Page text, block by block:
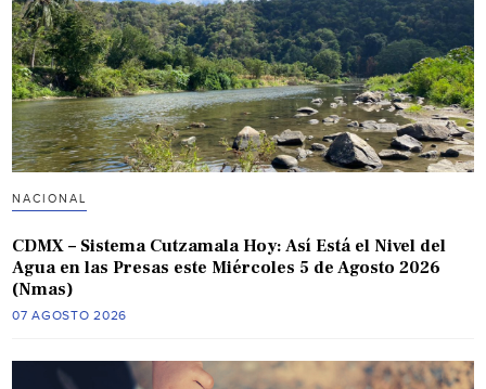
NACIONAL
CDMX – Sistema Cutzamala Hoy: Así Está el Nivel del
Agua en las Presas este Miércoles 5 de Agosto 2026
(Nmas)
07 AGOSTO 2026